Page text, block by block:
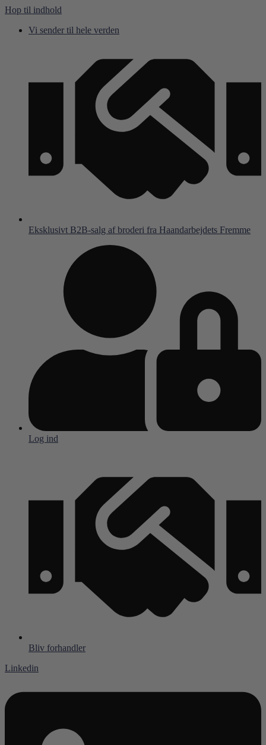
Hop til indhold
Vi sender til hele verden
Eksklusivt B2B-salg af broderi fra Haandarbejdets Fremme
Log ind
Bliv forhandler
Linkedin